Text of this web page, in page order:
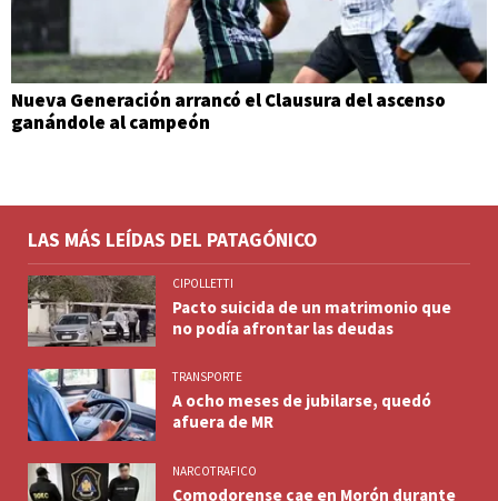
Nueva Generación arrancó el Clausura del ascenso
ganándole al campeón
LAS MÁS LEÍDAS DEL PATAGÓNICO
CIPOLLETTI
Pacto suicida de un matrimonio que
no podía afrontar las deudas
TRANSPORTE
A ocho meses de jubilarse, quedó
afuera de MR
NARCOTRAFICO
Comodorense cae en Morón durante